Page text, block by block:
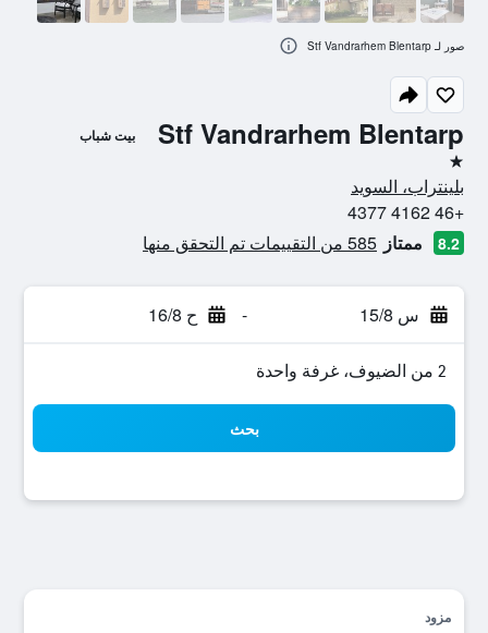
Stf Vandrarhem Blentarp بيت شباب
نجمة واحدة
بلينتراب، السويد
+46 4162 4377
8.2 ممتاز 585 من التقييمات تم التحقق منها
س 15/8 - ح 16/8
2 من الضيوف، غرفة واحدة
بحث
مزود
صور لـ Stf Vandrarhem Blentarp